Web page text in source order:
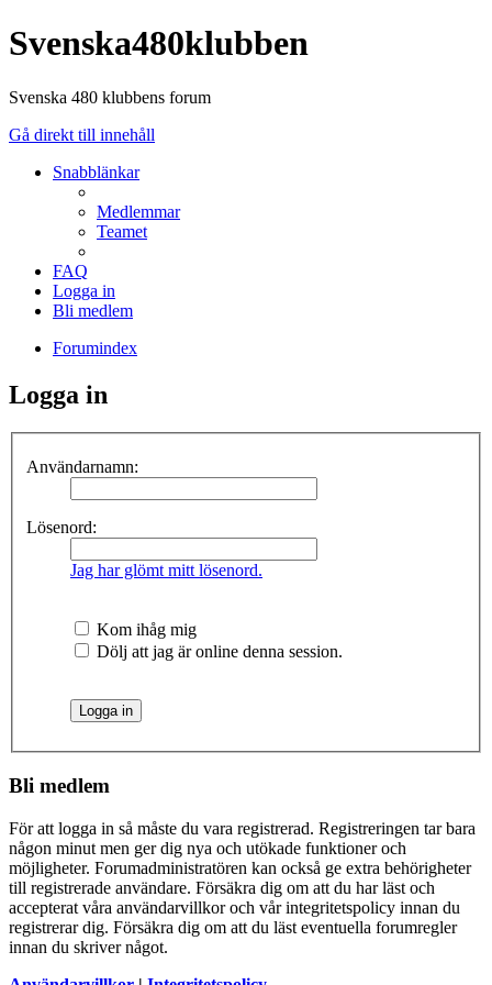
Svenska480klubben
Svenska 480 klubbens forum
Gå direkt till innehåll
Snabblänkar
Medlemmar
Teamet
FAQ
Logga in
Bli medlem
Forumindex
Logga in
Användarnamn:
Lösenord:
Jag har glömt mitt lösenord.
Kom ihåg mig
Dölj att jag är online denna session.
Bli medlem
För att logga in så måste du vara registrerad. Registreringen tar bara
någon minut men ger dig nya och utökade funktioner och
möjligheter. Forumadministratören kan också ge extra behörigheter
till registrerade användare. Försäkra dig om att du har läst och
accepterat våra användarvillkor och vår integritetspolicy innan du
registrerar dig. Försäkra dig om att du läst eventuella forumregler
innan du skriver något.